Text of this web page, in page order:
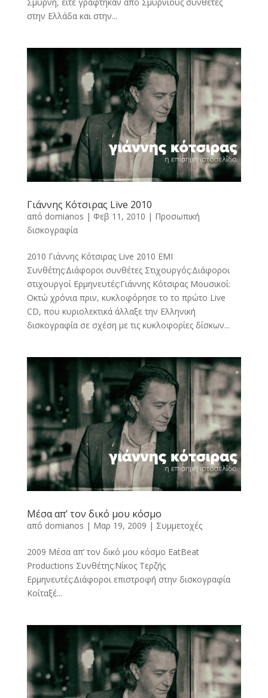
στην Ελλάδα και στην...
Γιάννης Κότσιρας Live 2010
από domianos | Φεβ 11, 2010 | Προσωπική
δισκογραφία
2010 Γιάννης Κότσιρας Live 2010 EMI
Συνθέτης:Διάφοροι συνθέτες Στιχουργός:Διάφοροι
στιχουργοί Ερμηνευτές:Γιάννης Κότσιρας Μουσικοί:
Οκτώ χρόνια πριν, κυκλοφόρησε το το πρώτο Live
CD, που κυριολεκτικά άλλαξε την Ελληνική
δισκογραφία σε σχέση με τις κυκλοφορίες δίσκων...
Μέσα απ’ τον δικό μου κόσμο
από domianos | Μαρ 19, 2009 | Συμμετοχές
2009 Μέσα απ’ τον δικό μου κόσμο EatBeat
Productions Συνθέτης:Νίκος Τερζής
Ερμηνευτές:Διάφοροι επιστροφή στην δισκογραφία
Κοίταξέ...